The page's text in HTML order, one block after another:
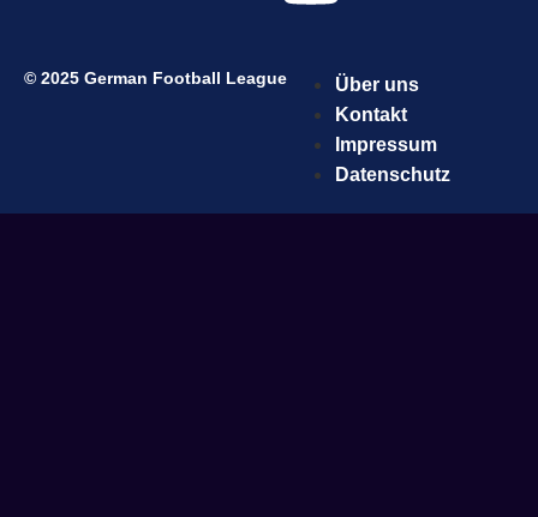
© 2025 German Football League
Über uns
Kontakt
Impressum
Datenschutz